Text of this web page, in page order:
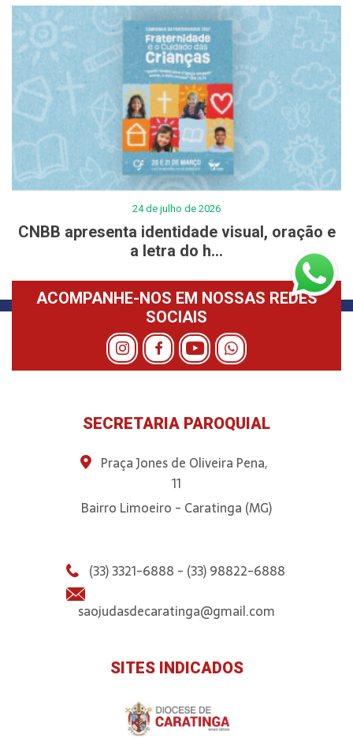
24 de julho de 2026
CNBB apresenta identidade visual, oração e
a letra do h...
ACOMPANHE-NOS EM NOSSAS REDES
SOCIAIS
SECRETARIA PAROQUIAL
Praça Jones de Oliveira Pena,
11
Bairro Limoeiro - Caratinga (MG)
(33) 3321-6888 - (33) 98822-6888
saojudasdecaratinga@gmail.com
SITES INDICADOS